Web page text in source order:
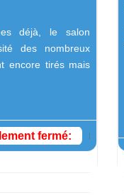
déjà, le salon
des nombreux
encore tirés mais
fermé: